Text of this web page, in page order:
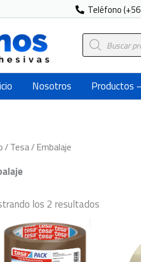
Teléfono
Búsqueda
de
Nosotros Productos
/Tesa/ Embalaje
los 2 resultados